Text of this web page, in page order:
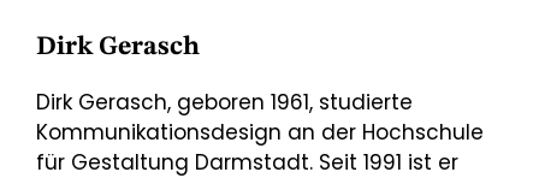
Dirk Gerasch
Dirk Gerasch, geboren 1961, studierte
Kommunikationsdesign an der Hochschule
für Gestaltung Darmstadt. Seit 1991 ist er